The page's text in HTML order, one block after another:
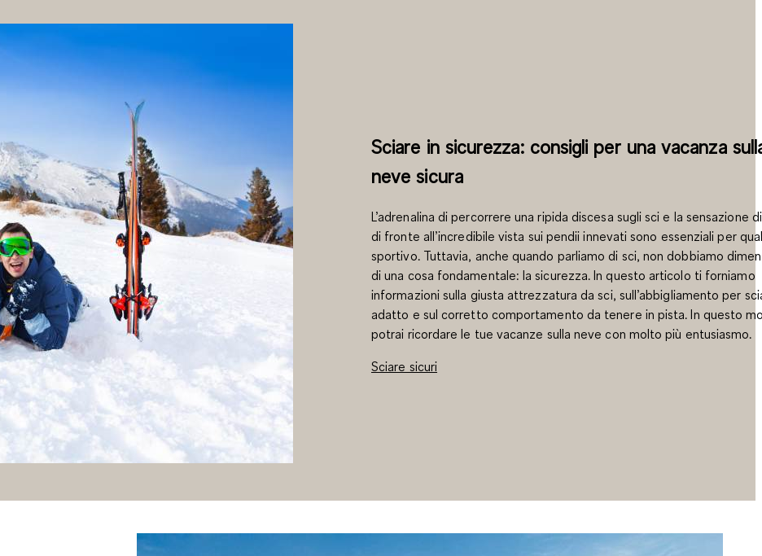
Sciare in sicurezza: consigli per una vacanza
neve sicura
L’adrenalina di percorrere una ripida discesa sugli sci e la sensazione
di fronte all’incredibile vista sui pendii innevati sono essenziali per
sportivo. Tuttavia, anche quando parliamo di sci, non dobbiamo
di una cosa fondamentale: la sicurezza. In questo articolo ti forniamo
informazioni sulla giusta attrezzatura da sci, sull’abbigliamento per
adatto e sul corretto comportamento da tenere in pista. In questo
potrai ricordare le tue vacanze sulla neve con molto più
Sciare sicuri